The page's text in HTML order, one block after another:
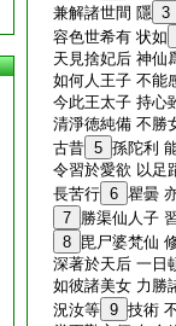
兼解諸世間 隱 3
容色世希有 状如
天見捨妃后 神仙
如何人王子 不能
今此王太子 持心
清淨徳純備 不勝
古昔 5 孫陀利
令習於愛欲 以足
長苦行 6 瞿曇
7 勝渠仙人子
8 毘尸婆梵仙
深著於天后 一日
如彼諸美女 力勝
況汝等 9 技術